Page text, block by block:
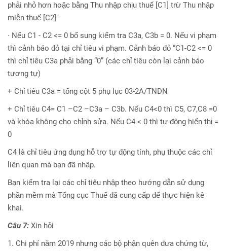
phải nhỏ hơn hoặc bằng Thu nhập chịu thuế [C1] trừ Thu nhập
miễn thuế [C2]"
· Nếu C1 - C2 <= 0 bổ sung kiểm tra C3a, C3b = 0. Nếu vi phạm
thì cảnh báo đỏ tại chỉ tiêu vi phạm. Cảnh báo đỏ “C1-C2 <= 0
thì chỉ tiêu C3a phải bằng “0” (các chỉ tiêu còn lại cảnh báo
tương tự)
+ Chỉ tiêu C3a = tổng cột 5 phụ lục 03-2A/TNDN
+ Chỉ tiêu C4= C1 –C2 –C3a – C3b. Nếu C4<0 thì C5, C7,C8 =0
và khóa không cho chỉnh sửa. Nếu C4 < 0 thì tự động hiển thị =
0
C4 là chỉ tiêu ứng dụng hỗ trợ tự động tính, phụ thuộc các chỉ
liên quan mà bạn đã nhập.
Bạn kiểm tra lại các chỉ tiêu nhập theo hướng dẫn sử dụng
phần mềm mà Tổng cục Thuế đã cung cấp để thực hiện kê
khai.
Câu 7: Xin hỏi
1. Chi phí năm 2019 nhưng các bộ phận quên đưa chứng từ,